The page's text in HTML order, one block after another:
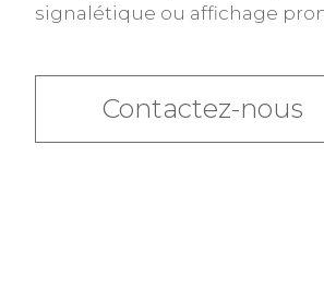
signalétique ou affichage
Contactez-nous